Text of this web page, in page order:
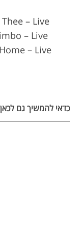
– Live
– Live
– Live
כדאי להמשיך גם לכאן